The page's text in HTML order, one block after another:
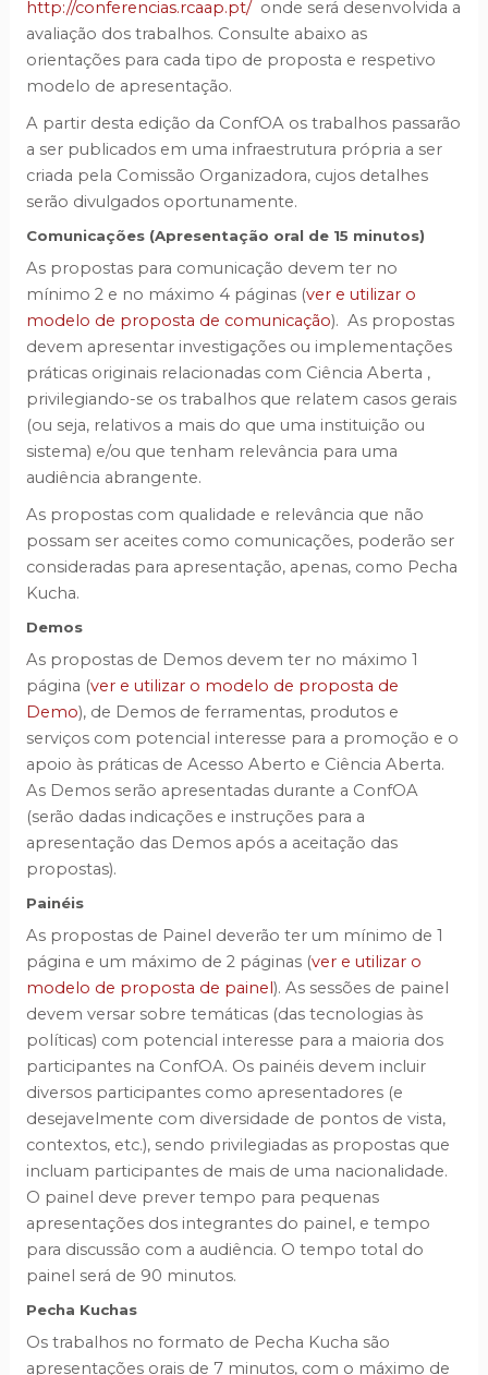
http://conferencias.rcaap.pt/onde será desenvolvida a
avaliação dos trabalhos. Consulte abaixo as
orientações para cada tipo de proposta e respetivo
modelo de apresentação.
A partir desta edição da ConfOA os trabalhos passarão
a ser publicados em uma infraestrutura própria a ser
criada pela Comissão Organizadora, cujos detalhes
serão divulgados oportunamente.
Comunicações (Apresentação oral de 15 minutos)
As propostas para comunicação devem ter no
mínimo 2 e no máximo 4 páginas (ver e utilizar o
modelo de proposta de comunicação). As propostas
devem apresentar investigações ou implementações
práticas originais relacionadas com Ciência Aberta ,
privilegiando-se os trabalhos que relatem casos gerais
(ou seja, relativos a mais do que uma instituição ou
sistema) e/ou que tenham relevância para uma
audiência abrangente.
As propostas com qualidade e relevância que não
possam ser aceites como comunicações, poderão ser
consideradas para apresentação, apenas, como Pecha
Kucha.
Demos
As propostas de Demos devem ter no máximo 1
página (ver e utilizar o modelo de proposta de
Demo), de Demos de ferramentas, produtos e
serviços com potencial interesse para a promoção e o
apoio às práticas de Acesso Aberto e Ciência Aberta.
As Demos serão apresentadas durante a ConfOA
(serão dadas indicações e instruções para a
apresentação das Demos após a aceitação das
propostas).
Painéis
As propostas de Painel deverão ter um mínimo de 1
página e um máximo de 2 páginas (ver e utilizar o
modelo de proposta de painel). As sessões de painel
devem versar sobre temáticas (das tecnologias às
políticas) com potencial interesse para a maioria dos
participantes na ConfOA. Os painéis devem incluir
diversos participantes como apresentadores (e
desejavelmente com diversidade de pontos de vista,
contextos, etc.), sendo privilegiadas as propostas que
incluam participantes de mais de uma nacionalidade.
O painel deve prever tempo para pequenas
apresentações dos integrantes do painel, e tempo
para discussão com a audiência. O tempo total do
painel será de 90 minutos.
Pecha Kuchas
Os trabalhos no formato de Pecha Kucha são
apresentações orais de 7 minutos, com o máximo de